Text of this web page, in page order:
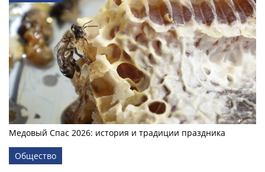
Медовый Спас 2026: история и традиции праздника
Общество